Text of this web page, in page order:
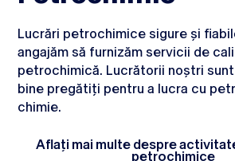
Lucrări petrochimice sigure și
angajăm să furnizăm servicii de
petrochimică. Lucrătorii noștri
bine pregătiți pentru a lucra cu
chimie.
Aflați mai multe despre
petrochimice